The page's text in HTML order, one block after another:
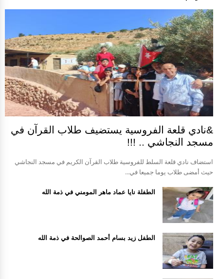
&نادي قلعة الفروسية يستضيف طلاب القرآن في
مسجد النجاشي .. !!!
استضاف نادي قلعة السلط للفروسية طلاب القرآن الكريم في مسجد النجاشي
حيث أمضى طلاب يوما جميعا في...
الطفلة نايا عماد ماهر المومني في ذمة الله
الطفل زيد بسام أحمد الصوالحة في ذمة الله